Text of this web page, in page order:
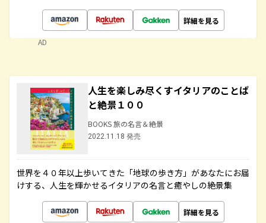
詳細を見る
AD
人生を楽しみ尽くすイタリアのことば
と絶景１００
BOOKS 旅の名言＆絶景
2022.11.18 発売
世界を４０年以上歩いてきた「地球の歩き方」があなたにお届
けする、人生を輝かせるイタリアの名言と癒やしの絶景集
詳細を見る